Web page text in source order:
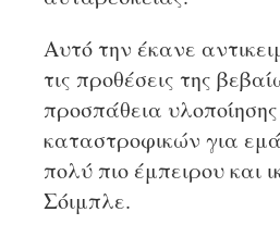
Αυτό την έκανε
τις προθέσεις της
προσπάθεια
καταστροφικών για
πολύ πιο έμπειρου και
Σόιμπλε.